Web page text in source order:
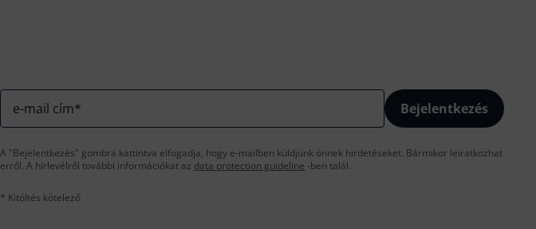
e-mail cím* Bejelentkezés
A "Bejelentkezés" gombra kattintva elfogadja, hogy e-mailben küldjünk önnek hirdetéseket. Bármikor leiratkozhat
erről. A hírlevélről további információkat az data protection guideline -ben talál.
* Kitöltés kötelező